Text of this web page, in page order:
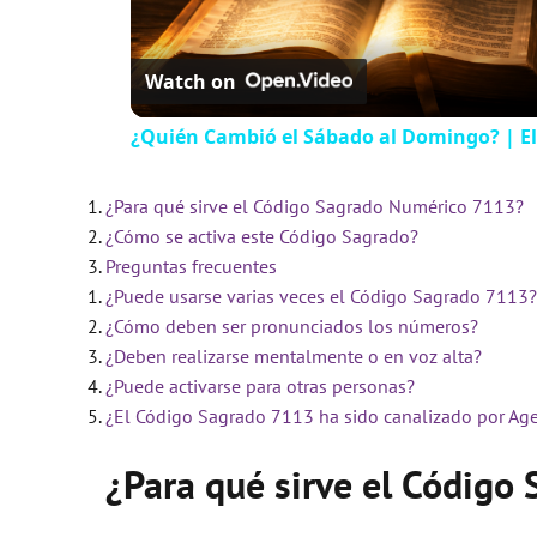
Watch on
¿Quién Cambió el Sábado al Domingo? |
¿Para qué sirve el Código Sagrado Numérico 7113?
¿Cómo se activa este Código Sagrado?
Preguntas frecuentes
¿Puede usarse varias veces el Código Sagrado 7113?
¿Cómo deben ser pronunciados los números?
¿Deben realizarse mentalmente o en voz alta?
¿Puede activarse para otras personas?
¿El Código Sagrado 7113 ha sido canalizado por
¿Para qué sirve el Código